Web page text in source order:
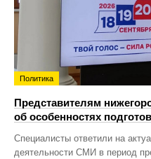
Политика
Представителям
об особенностях
Специалисты ответили на
деятельности СМИ в период